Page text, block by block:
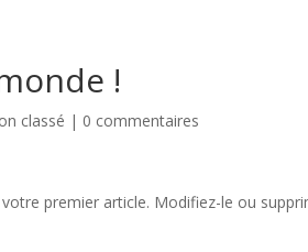
!
classé | 0 commentaires
premier article. Modifiez-le ou